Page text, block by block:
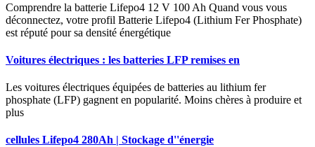
Comprendre la batterie Lifepo4 12 V 100 Ah Quand vous vous
déconnectez, votre profil Batterie Lifepo4 (Lithium Fer Phosphate)
est réputé pour sa densité énergétique
Voitures électriques : les batteries LFP remises en
Les voitures électriques équipées de batteries au lithium fer
phosphate (LFP) gagnent en popularité. Moins chères à produire et
plus
cellules Lifepo4 280Ah | Stockage d''énergie